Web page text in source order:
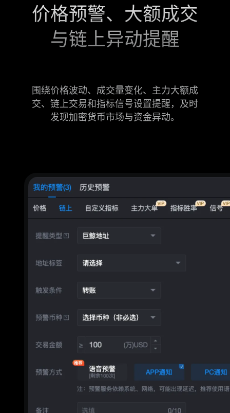
价格预警、大额成交
与链上异动提醒
围绕价格波动、成交量变化、主力大额成
交、链上交易和指标信号设置提醒，及时